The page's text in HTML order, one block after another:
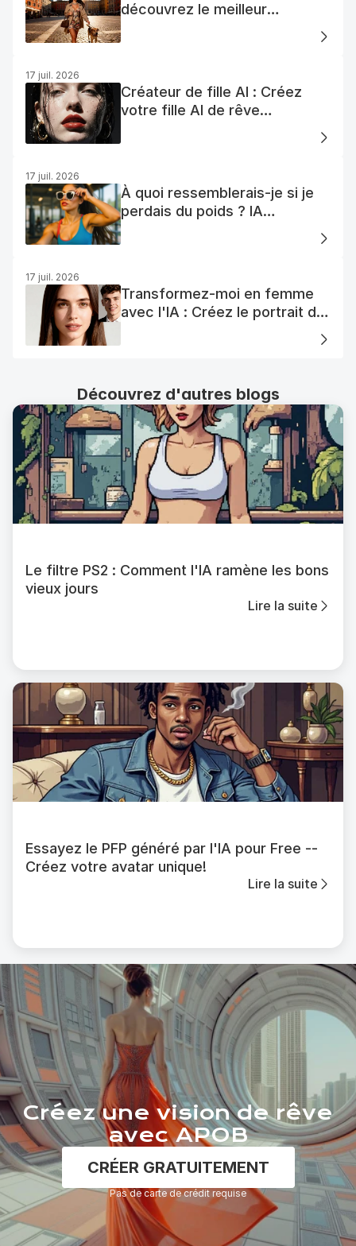
découvrez le meilleur
17 juil. 2026
Créateur de fille AI : Créez
votre fille AI de rêve
17 juil. 2026
À quoi ressemblerais-je si je
perdais du poids ? IA
17 juil. 2026
Transformez-moi en femme
avec l'IA : Créez le portrait de
Découvrez d'autres blogs
Le filtre PS2 : Comment l'IA ramène les bons
vieux jours
Lire la suite
Essayez le PFP généré par l'IA pour Free --
Créez votre avatar unique!
Lire la suite
Créez une vision de rêve
avec APOB
CRÉER GRATUITEMENT
Pas de carte de crédit requise